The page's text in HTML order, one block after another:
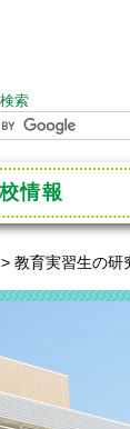
索
情報
> 教育実習生の研